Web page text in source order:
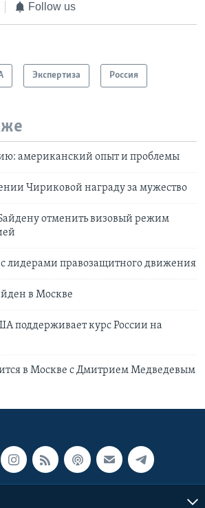
Follow us
Экспертиза Россия
американский опыт и проблемы
Чириковой награду за мужество
отменить визовый режим
с лидерами правозащитного движения
в Москве
поддерживает курс России на
в Москве с Дмитрием Медведевым